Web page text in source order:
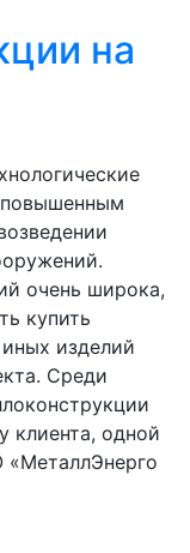
на
повышенным
очень широка,
купить
изделий
Среди
клиента, одной